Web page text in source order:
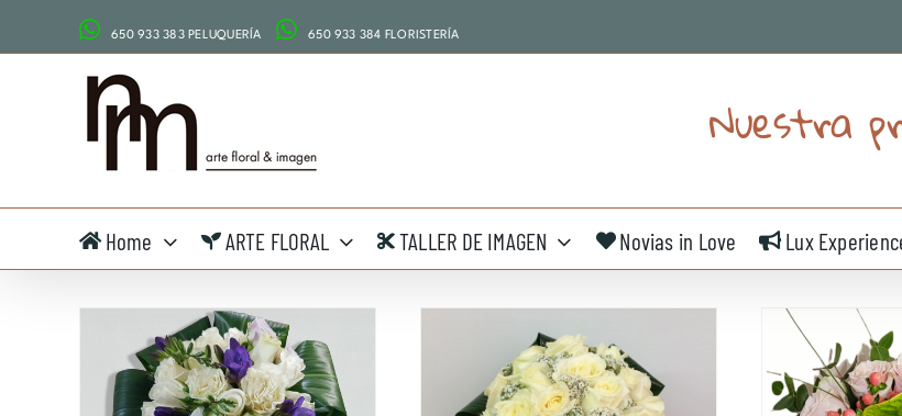
650 933 383 PELUQUERÍA 650 933 384 FLORISTERÍA
Nuestra
Home ARTE FLORAL TALLER DE IMAGEN Novias in Love Lux